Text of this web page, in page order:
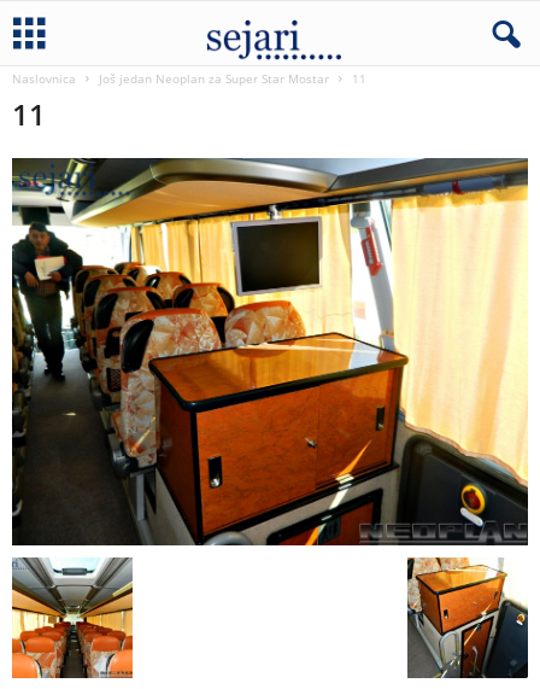
Naslovnica Još jedan Neoplan za Super Star Mostar 11
11